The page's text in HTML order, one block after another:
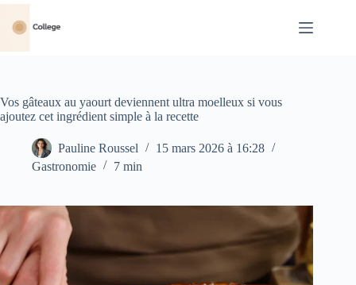
Passer
contenu
Vos gâteaux au yaourt deviennent ultra moelleux si vous
ajoutez cet ingrédient simple à la recette
Pauline Roussel
15 mars 2026 à 16:28
Gastronomie
7 min